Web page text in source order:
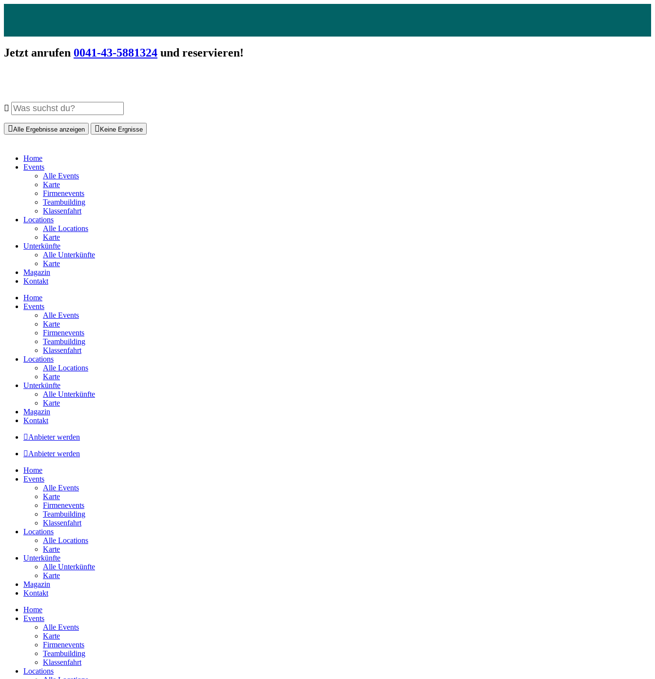
Jetzt anrufen 0041-43-5881324 und reservieren!
Alle Ergebnisse anzeigen Keine Ergnisse
Home
Events
Alle Events
Karte
Firmenevents
Teambuilding
Klassenfahrt
Locations
Alle Locations
Karte
Unterkünfte
Alle Unterkünfte
Karte
Magazin
Kontakt
Home
Events
Alle Events
Karte
Firmenevents
Teambuilding
Klassenfahrt
Locations
Alle Locations
Karte
Unterkünfte
Alle Unterkünfte
Karte
Magazin
Kontakt
Anbieter werden
Anbieter werden
Home
Events
Alle Events
Karte
Firmenevents
Teambuilding
Klassenfahrt
Locations
Alle Locations
Karte
Unterkünfte
Alle Unterkünfte
Karte
Magazin
Kontakt
Home
Events
Alle Events
Karte
Firmenevents
Teambuilding
Klassenfahrt
Locations